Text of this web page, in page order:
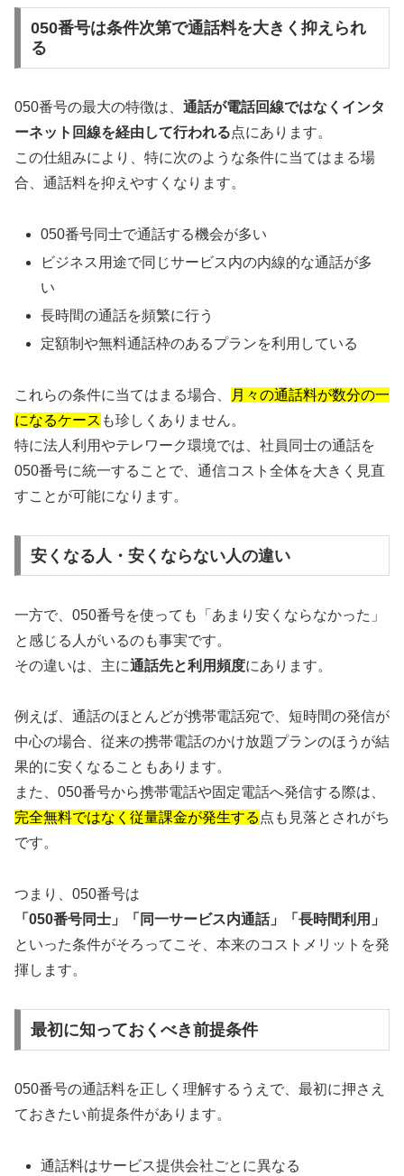
050番号は条件次第で通話料を大きく抑えられ
る
050番号の最大の特徴は、 通話が電話回線ではなくインタ
ーネット回線を経由して行われる点にあります。
この仕組みにより、特に次のような条件に当てはまる場
合、通話料を抑えやすくなります。
050番号同士で通話する機会が多い
ビジネス用途で同じサービス内の内線的な通話が多
い
長時間の通話を頻繁に行う
定額制や無料通話枠のあるプランを利用している
これらの条件に当てはまる場合、
月々の通話料が数分の一
になるケース も珍しくありません。
特に法人利用やテレワーク環境では、社員同士の通話を
050番号に統一することで、通信コスト全体を大きく見直
すことが可能になります。
安くなる人・安くならない人の違い
一方で、050番号を使っても「あまり安くならなかった」
と感じる人がいるのも事実です。
その違いは、主に通話先と利用頻度にあります。
例えば、通話のほとんどが携帯電話宛で、短時間の発信が
中心の場合、従来の携帯電話のかけ放題プランのほうが結
果的に安くなることもあります。
また、050番号から携帯電話や固定電話へ発信する際は、
完全無料ではなく従量課金が発生する 点も見落とされがち
です。
つまり、050番号は
「050番号同士」「同一サービス内通話」「長時間利用」
といった条件がそろってこそ、本来のコストメリットを発
揮します。
最初に知っておくべき前提条件
050番号の通話料を正しく理解するうえで、最初に押さえ
ておきたい前提条件があります。
通話料はサービス提供会社ごとに異なる